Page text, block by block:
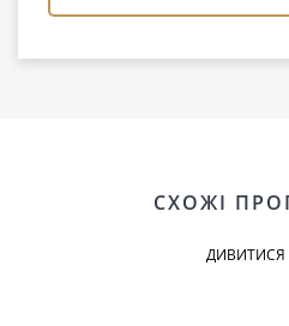
СХОЖІ
ДИВИТИСЯ